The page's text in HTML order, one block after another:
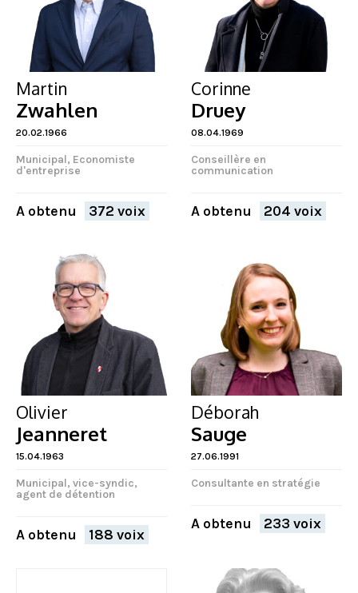
Martin
Zwahlen
20.02.1966
Municipal, Economiste
d'entreprise
A obtenu 372 voix
Corinne
Druey
08.04.1969
Conseillère en
communication
A obtenu 204 voix
Olivier
Jeanneret
15.04.1963
Municipal, vice-syndic,
agent de détention
A obtenu 188 voix
Déborah
Sauge
27.06.1991
Consultante en stratégie
A obtenu 233 voix